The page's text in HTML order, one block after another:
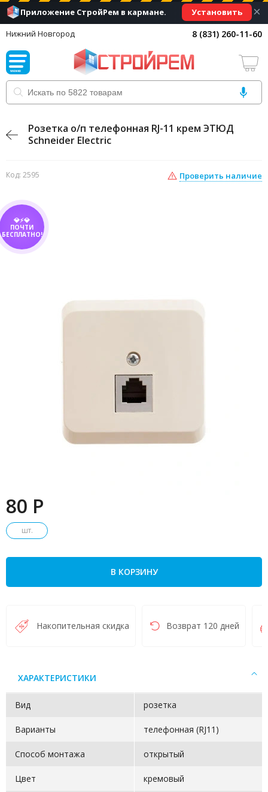
Приложение СтройРем в кармане. Установить ×
Нижний Новгород 8 (831) 260-11-60
Розетка о/п телефонная RJ-11 крем ЭТЮД
Schneider Electric
Код: 2595 Проверить наличие
💎⚡💎
ПОЧТИ
БЕСПЛАТНО!
80 P
шт.
В КОРЗИНУ
Накопительная скидка Возврат 120 дней
ХАРАКТЕРИСТИКИ
Вид розетка
Варианты телефонная (RJ11)
Способ монтажа открытый
Цвет кремовый